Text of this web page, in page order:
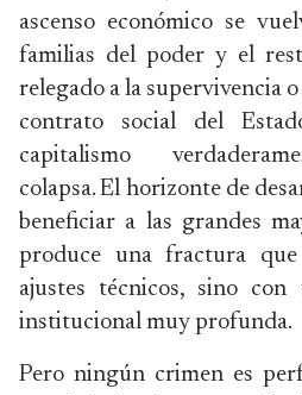
ascenso económico se
familias del poder y el
relegado a la supervivencia
contrato social del
capitalismo
colapsa. El horizonte de
beneficiar a las grandes
produce una fractura
ajustes técnicos, sino
institucional muy profunda.
Pero ningún crimen es